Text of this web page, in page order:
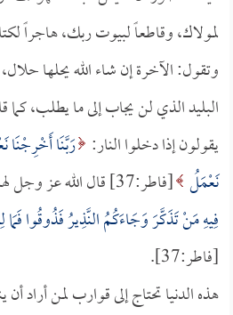
لمولاك، وقاطعاً لبيوت ربك، هاجراً
وتقول: الآخرة إن شاء الله يحلها
البليد الذي لن يجاب إلى ما يطلب،
يقولون إذا دخلوا النار: رَبَّنَا
نَعْمَلُ [فاطر:37] قال الله عز وجل لهم:
فِيهِ مَنْ تَذَكَّرَ وَجَاءَكُمُ النَّذِيرُ فَذُوقُوا فَمَا
[فاطر:37].
هذه الدنيا تحتاج إلى قوارب لمن أراد